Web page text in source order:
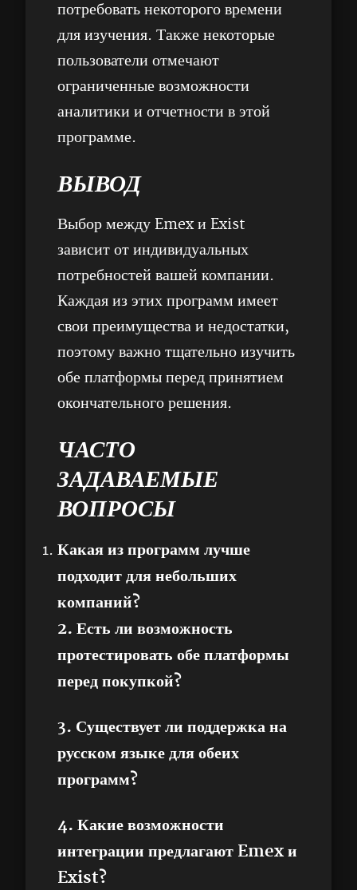
потребовать некоторого времени
для изучения. Также некоторые
пользователи отмечают
ограниченные возможности
аналитики и отчетности в этой
программе.
ВЫВОД
Выбор между Emex и Exist
зависит от индивидуальных
потребностей вашей компании.
Каждая из этих программ имеет
свои преимущества и недостатки,
поэтому важно тщательно изучить
обе платформы перед принятием
окончательного решения.
ЧАСТО
ЗАДАВАЕМЫЕ
ВОПРОСЫ
Какая из программ лучше
подходит для небольших
компаний?
2. Есть ли возможность
протестировать обе платформы
перед покупкой?
3. Существует ли поддержка на
русском языке для обеих
программ?
4. Какие возможности
интеграции предлагают Emex и
Exist?